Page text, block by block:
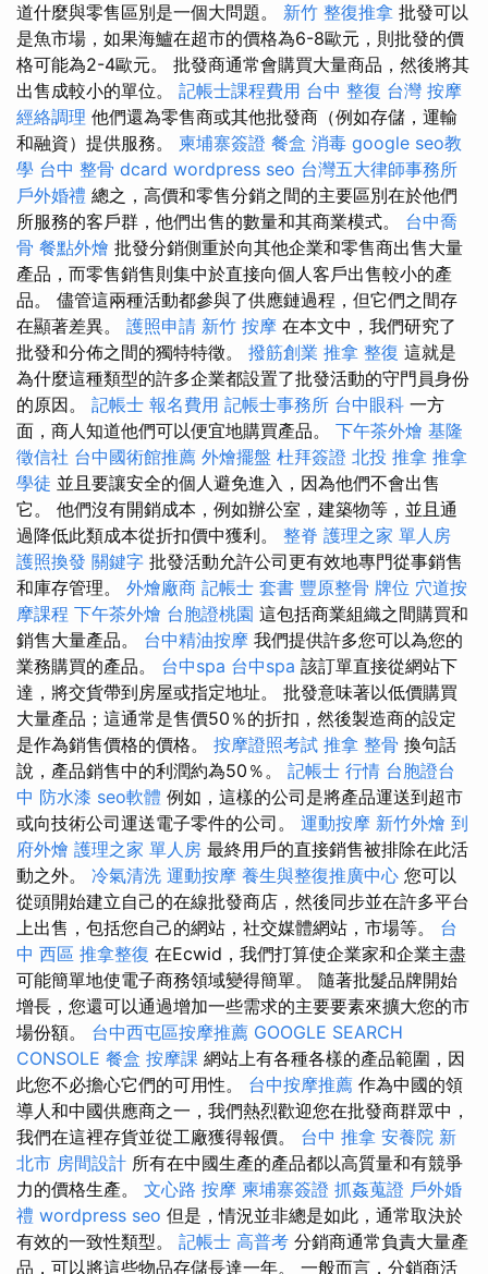
道什麼與零售區別是一個大問題。 新竹 整復推拿 批發可以
是魚市場，如果海鱸在超市的價格為6-8歐元，則批發的價
格可能為2-4歐元。 批發商通常會購買大量商品，然後將其
出售成較小的單位。 記帳士課程費用 台中 整復 台灣 按摩
經絡調理 他們還為零售商或其他批發商（例如存儲，運輸
和融資）提供服務。 柬埔寨簽證 餐盒 消毒 google seo教
學 台中 整骨 dcard wordpress seo 台灣五大律師事務所
戶外婚禮 總之，高價和零售分銷之間的主要區別在於他們
所服務的客戶群，他們出售的數量和其商業模式。 台中喬
骨 餐點外燴 批發分銷側重於向其他企業和零售商出售大量
產品，而零售銷售則集中於直接向個人客戶出售較小的產
品。 儘管這兩種活動都參與了供應鏈過程，但它們之間存
在顯著差異。 護照申請 新竹 按摩 在本文中，我們研究了
批發和分佈之間的獨特特徵。 撥筋創業 推拿 整復 這就是
為什麼這種類型的許多企業都設置了批發活動的守門員身份
的原因。 記帳士 報名費用 記帳士事務所 台中眼科 一方
面，商人知道他們可以便宜地購買產品。 下午茶外燴 基隆
徵信社 台中國術館推薦 外燴擺盤 杜拜簽證 北投 推拿 推拿
學徒 並且要讓安全的個人避免進入，因為他們不會出售
它。 他們沒有開銷成本，例如辦公室，建築物等，並且通
過降低此類成本從折扣價中獲利。 整脊 護理之家 單人房
護照換發 關鍵字 批發活動允許公司更有效地專門從事銷售
和庫存管理。 外燴廠商 記帳士 套書 豐原整骨 牌位 穴道按
摩課程 下午茶外燴 台胞證桃園 這包括商業組織之間購買和
銷售大量產品。 台中精油按摩 我們提供許多您可以為您的
業務購買的產品。 台中spa 台中spa 該訂單直接從網站下
達，將交貨帶到房屋或指定地址。 批發意味著以低價購買
大量產品；這通常是售價50％的折扣，然後製造商的設定
是作為銷售價格的價格。 按摩證照考試 推拿 整骨 換句話
說，產品銷售中的利潤約為50％。 記帳士 行情 台胞證台
中 防水漆 seo軟體 例如，這樣的公司是將產品運送到超市
或向技術公司運送電子零件的公司。 運動按摩 新竹外燴 到
府外燴 護理之家 單人房 最終用戶的直接銷售被排除在此活
動之外。 冷氣清洗 運動按摩 養生與整復推廣中心 您可以
從頭開始建立自己的在線批發商店，然後同步並在許多平台
上出售，包括您自己的網站，社交媒體網站，市場等。 台
中 西區 推拿整復 在Ecwid，我們打算使企業家和企業主盡
可能簡單地使電子商務領域變得簡單。 隨著批髮品牌開始
增長，您還可以通過增加一些需求的主要要素來擴大您的市
場份額。 台中西屯區按摩推薦 GOOGLE SEARCH
CONSOLE 餐盒 按摩課 網站上有各種各樣的產品範圍，因
此您不必擔心它們的可用性。 台中按摩推薦 作為中國的領
導人和中國供應商之一，我們熱烈歡迎您在批發商群眾中，
我們在這裡存貨並從工廠獲得報價。 台中 推拿 安養院 新
北市 房間設計 所有在中國生產的產品都以高質量和有競爭
力的價格生產。 文心路 按摩 柬埔寨簽證 抓姦蒐證 戶外婚
禮 wordpress seo 但是，情況並非總是如此，通常取決於
有效的一致性類型。 記帳士 高普考 分銷商通常負責大量產
品，可以將這些物品存儲長達一年。 一般而言，分銷商活